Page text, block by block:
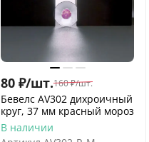
80 ₽/шт.160 ₽/шт.
Бевелс AV302 дихроичный
круг, 37 мм красный мороз
В наличии